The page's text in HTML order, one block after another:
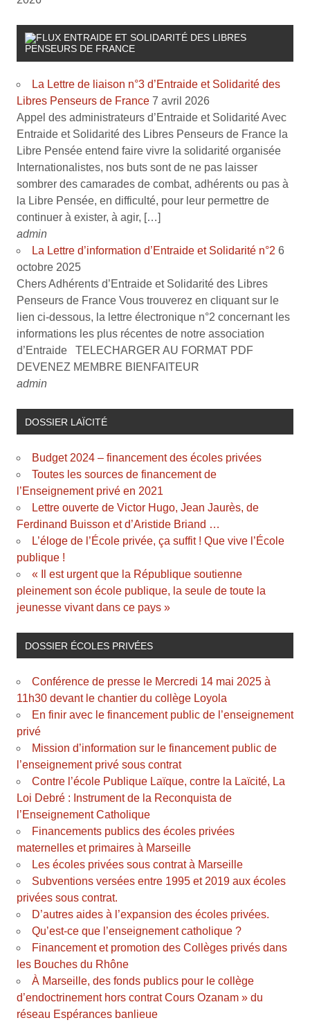
ENTRAIDE ET SOLIDARITÉ DES LIBRES
PENSEURS DE FRANCE
La Lettre de liaison n°3 d’Entraide et Solidarité des
Libres Penseurs de France 7 avril 2026
Appel des administrateurs d’Entraide et Solidarité Avec
Entraide et Solidarité des Libres Penseurs de France la
Libre Pensée entend faire vivre la solidarité organisée
Internationalistes, nos buts sont de ne pas laisser
sombrer des camarades de combat, adhérents ou pas à
la Libre Pensée, en difficulté, pour leur permettre de
continuer à exister, à agir, […]
admin
La Lettre d’information d’Entraide et Solidarité n°2 6
octobre 2025
Chers Adhérents d’Entraide et Solidarité des Libres
Penseurs de France Vous trouverez en cliquant sur le
lien ci-dessous, la lettre électronique n°2 concernant les
informations les plus récentes de notre association
d’Entraide TELECHARGER AU FORMAT PDF
DEVENEZ MEMBRE BIENFAITEUR
admin
DOSSIER LAÏCITÉ
Budget 2024 – financement des écoles privées
Toutes les sources de financement de
l’Enseignement privé en 2021
Lettre ouverte de Victor Hugo, Jean Jaurès, de
Ferdinand Buisson et d’Aristide Briand …
L’éloge de l’École privée, ça suffit ! Que vive l’École
publique !
« Il est urgent que la République soutienne
pleinement son école publique, la seule de toute la
jeunesse vivant dans ce pays »
DOSSIER ÉCOLES PRIVÉES
Conférence de presse le Mercredi 14 mai 2025 à
11h30 devant le chantier du collège Loyola
En finir avec le financement public de l’enseignement
privé
Mission d’information sur le financement public de
l’enseignement privé sous contrat
Contre l’école Publique Laïque, contre la Laïcité, La
Loi Debré : Instrument de la Reconquista de
l’Enseignement Catholique
Financements publics des écoles privées
maternelles et primaires à Marseille
Les écoles privées sous contrat à Marseille
Subventions versées entre 1995 et 2019 aux écoles
privées sous contrat.
D’autres aides à l’expansion des écoles privées.
Qu’est-ce que l’enseignement catholique ?
Financement et promotion des Collèges privés dans
les Bouches du Rhône
À Marseille, des fonds publics pour le collège
d’endoctrinement hors contrat Cours Ozanam » du
réseau Espérances banlieue